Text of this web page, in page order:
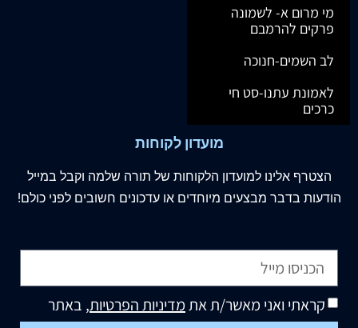
מי מרום א- לשמונה
פרקים להרמבם
לב השמים-חנוכה
לאמונת עתנו-סט חי
כרכים
מועדון לקוחות
הצטרף אלינו למועדון הלקוחות של תורה שלמה וקבל במייל
הודעות בדבר מבצעים מיוחדים או עדכונים חשובים לפני כולם!
קראתי ואני מאשר/ת אתמדיניות הפרטיות, באתר